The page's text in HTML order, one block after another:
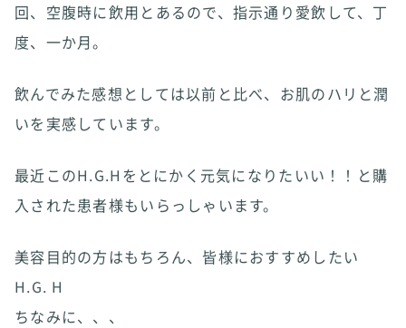
回、空腹時に飲用とあるので、指示通り愛飲して、丁
度、一か月。
飲んでみた感想としては以前と比べ、お肌のハリと潤
いを実感しています。
最近このH.G.Hをとにかく元気になりたいい！！と購
入された患者様もいらっしゃいます。
美容目的の方はもちろん、皆様におすすめしたい
H.G. H
ちなみに、、、